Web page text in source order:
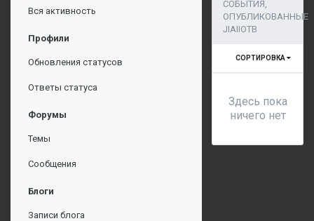
Вся активность
Профили
Обновления статусов
Ответы статуса
Форумы
Темы
Сообщения
Блоги
Записи блога
СОБЫТИЯ,
ОПУБЛИКОВАННЫЕ
JIAIIOTB
СОРТИРОВКА
Здесь пока
ничего нет